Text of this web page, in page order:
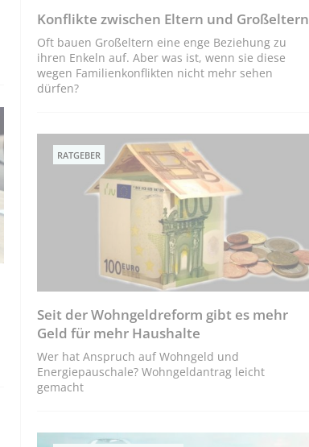
Konflikte zwischen Eltern und Großeltern
Oft bauen Großeltern eine enge Beziehung zu
ihren Enkeln auf. Aber was ist, wenn sie diese
wegen Familienkonflikten nicht mehr sehen
dürfen?
RATGEBER
Seit der Wohngeldreform gibt es mehr
Geld für mehr Haushalte
Wer hat Anspruch auf Wohngeld und
Energiepauschale? Wohngeldantrag leicht
gemacht